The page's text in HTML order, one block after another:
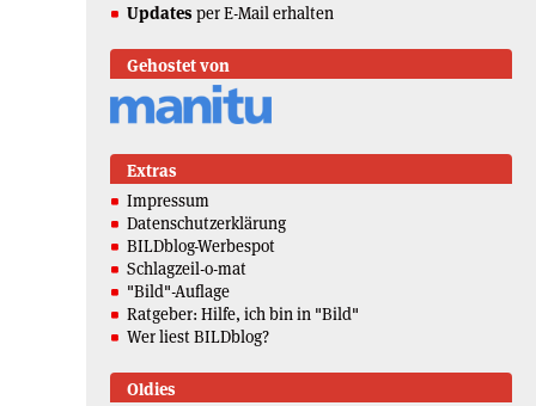
Updates per E-Mail erhalten
Gehostet von
Extras
Impressum
Datenschutzerklärung
BILDblog-Werbespot
Schlagzeil-o-mat
"Bild"-Auflage
Ratgeber: Hilfe, ich bin in "Bild"
Wer liest BILDblog?
Oldies